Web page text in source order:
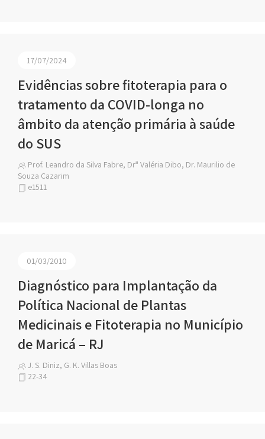
17/07/2024
Evidências sobre fitoterapia para o
tratamento da COVID-longa no
âmbito da atenção primária à saúde
do SUS
Prof. Leandro da Silva Fabre, Drª Valéria Dibo, Dr. Maurilio de
Souza Cazarim
e1511
01/03/2010
Diagnóstico para Implantação da
Política Nacional de Plantas
Medicinais e Fitoterapia no Município
de Maricá – RJ
J. S. Diniz, G. K. Villas Boas
22-34